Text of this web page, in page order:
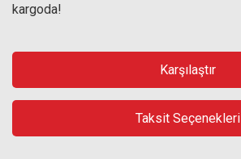
kargoda!
Karşılaştır
Taksit Seçenekleri